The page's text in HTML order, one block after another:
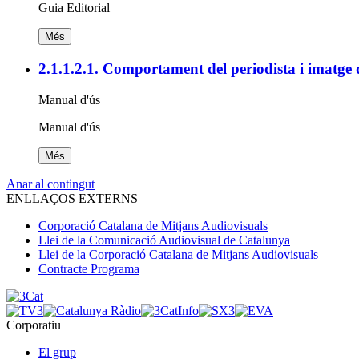
Guia Editorial
Més
2.1.1.2.1. Comportament del periodista i imatge
Manual d'ús
Manual d'ús
Més
Anar al contingut
ENLLAÇOS EXTERNS
Corporació Catalana de Mitjans Audiovisuals
Llei de la Comunicació Audiovisual de Catalunya
Llei de la Corporació Catalana de Mitjans Audiovisuals
Contracte Programa
Corporatiu
El grup